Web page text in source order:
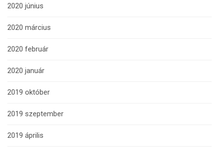
2020 június
2020 március
2020 február
2020 január
2019 október
2019 szeptember
2019 április